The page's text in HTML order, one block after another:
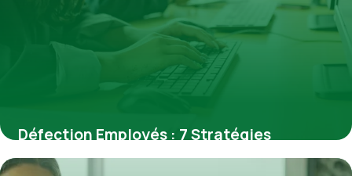
Défection Employés : 7 Stratégies
Prévention